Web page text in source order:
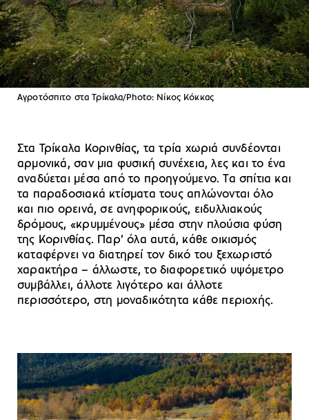
Αγροτόσπιτο στα Τρίκαλα/Photo: Νίκος Κόκκας
Στα Τρίκαλα Κορινθίας, τα τρία χωριά συνδέονται
αρμονικά, σαν μια φυσική συνέχεια, λες και το ένα
αναδύεται μέσα από το προηγούμενο. Τα σπίτια και
τα παραδοσιακά κτίσματα τους απλώνονται όλο
και πιο ορεινά, σε ανηφορικούς, ειδυλλιακούς
δρόμους, «κρυμμένους» μέσα στην πλούσια φύση
της Κορινθίας. Παρ’ όλα αυτά, κάθε οικισμός
καταφέρνει να διατηρεί τον δικό του ξεχωριστό
χαρακτήρα – άλλωστε, το διαφορετικό υψόμετρο
συμβάλλει, άλλοτε λιγότερο και άλλοτε
περισσότερο, στη μοναδικότητα κάθε περιοχής.